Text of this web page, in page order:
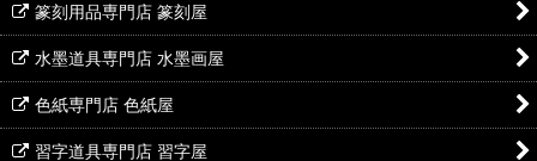
篆刻用品専門店 篆刻屋
水墨道具専門店 水墨画屋
色紙専門店 色紙屋
習字道具専門店 習字屋